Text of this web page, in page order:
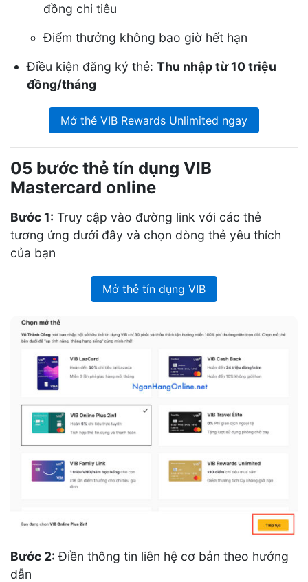
đồng chi tiêu
Điểm thưởng không bao giờ hết hạn
Điều kiện đăng ký thẻ: Thu nhập từ 10 triệu
đồng/tháng
Mở thẻ VIB Rewards Unlimited ngay
05 bước thẻ tín dụng VIB
Mastercard online
Bước 1: Truy cập vào đường link với các thẻ
tương ứng dưới đây và chọn dòng thẻ yêu thích
của bạn
Mở thẻ tín dụng VIB
Bước 2: Điền thông tin liên hệ cơ bản theo hướng
dẫn